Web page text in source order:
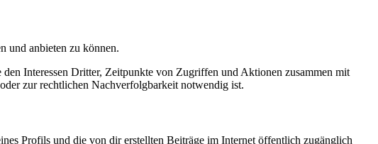
und anbieten zu können.
Interessen Dritter, Zeitpunkte von Zugriffen und Aktionen zusammen mit
zur rechtlichen Nachverfolgbarkeit notwendig ist.
Profils und die von dir erstellten Beiträge im Internet öffentlich zugänglich